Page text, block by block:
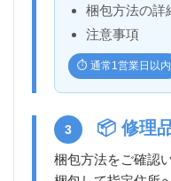
梱包方法の詳
注意事項
⏱️ 通常1営業日以内
3 📦 修理
梱包方法をご確認